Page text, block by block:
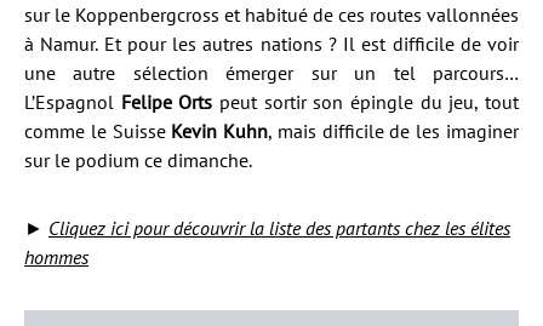
sur le Koppenbergcross et habitué de ces routes vallonnées
à Namur. Et pour les autres nations ? Il est difficile de voir
une autre sélection émerger sur un tel parcours…
L’Espagnol Felipe Orts peut sortir son épingle du jeu, tout
comme le Suisse Kevin Kuhn, mais difficile de les imaginer
sur le podium ce dimanche.
► Cliquez ici pour découvrir la liste des partants chez les élites
hommes